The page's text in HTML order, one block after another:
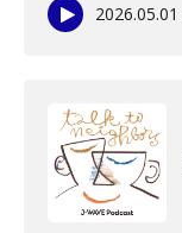
2026.05.01